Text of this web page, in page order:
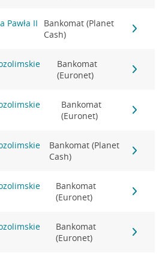
Pawła II
Bankomat (Planet
Cash)
Bankomat
(Euronet)
Bankomat
(Euronet)
Bankomat (Planet
Cash)
Bankomat
(Euronet)
Bankomat
(Euronet)